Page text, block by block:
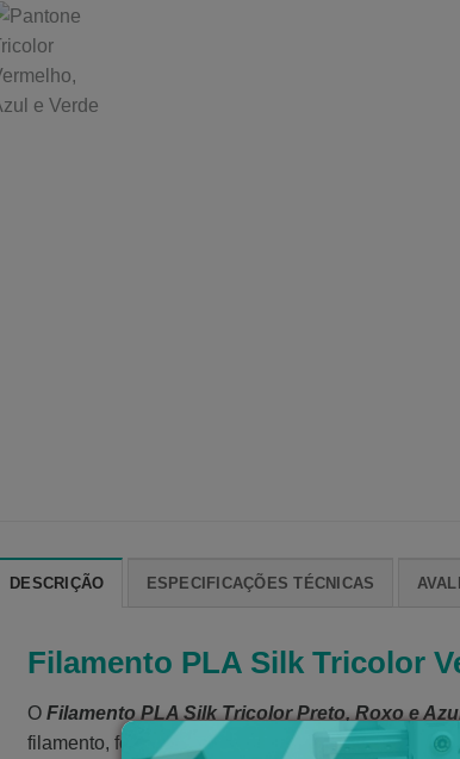
DESCRIÇÃO ESPECIFICAÇÕES TÉCNICAS
Filamento PLA Silk Tricolor
O Filamento PLA Silk Tricolor Preto, Roxo e
filamento, formando
transições suaves e